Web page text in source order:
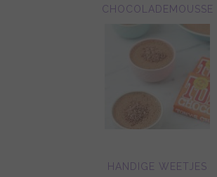
CHOCOLADEMOUSSE
HANDIGE WEETJES